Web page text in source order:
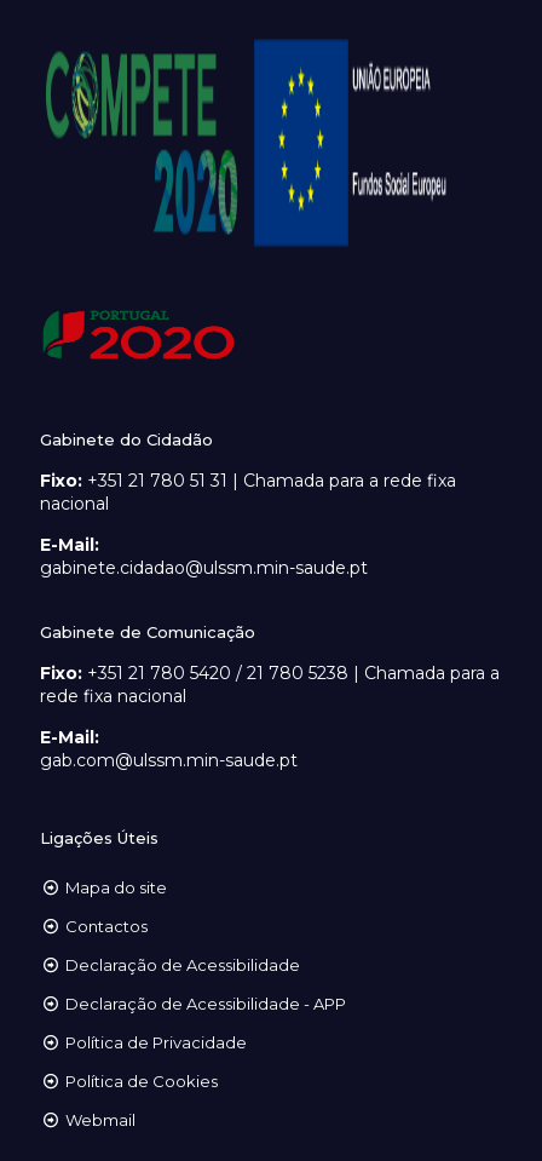
Gabinete do Cidadão
Fixo: +351 21 780 51 31 | Chamada para a rede fixa
nacional
E-Mail:
gabinete.cidadao@ulssm.min-saude.pt
Gabinete de Comunicação
Fixo: +351 21 780 5420 / 21 780 5238 | Chamada para a
rede fixa nacional
E-Mail:
gab.com@ulssm.min-saude.pt
Ligações Úteis
Mapa do site
Contactos
Declaração de Acessibilidade
Declaração de Acessibilidade - APP
Política de Privacidade
Política de Cookies
Webmail